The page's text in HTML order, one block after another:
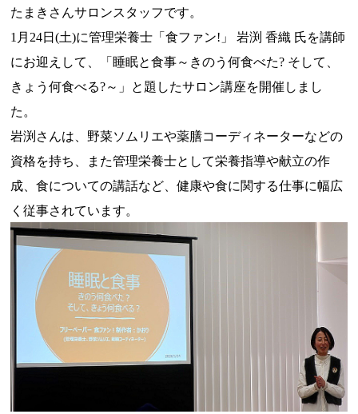
たまきさんサロンスタッフです。
1 月24日(土)に管理栄養士「食ファン!」 岩渕 香織 氏を講師
にお迎えして、「睡眠と食事～きのう何食べた? そして、
きょう何食べる?～」と題したサロン講座を開催しまし
た。
岩渕さんは、野菜ソムリエや薬膳コーディネーターなどの
資格を持ち、また管理栄養士として栄養指導や献立の作
成、食についての講話など、健康や食に関する仕事に幅広
く従事されています。